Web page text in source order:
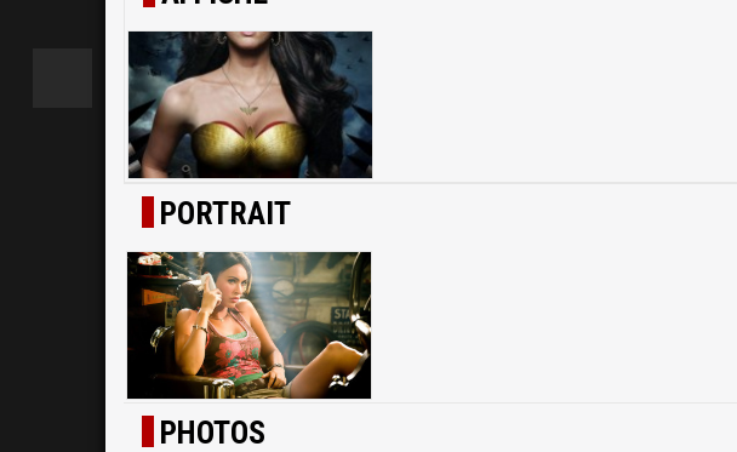
PORTRAIT
PHOTOS